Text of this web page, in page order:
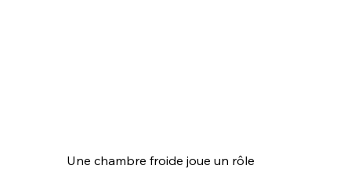
Une chambre froide joue un rôle